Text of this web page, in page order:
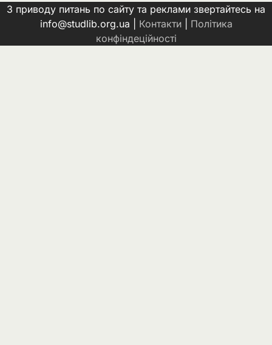
З приводу питань по сайту та реклами звертайтесь на
info@studlib.org.ua | Контакти| Політика
конфіндеційності